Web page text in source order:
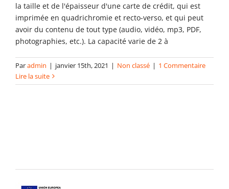
la taille et de l'épaisseur d'une carte de crédit, qui est
imprimée en quadrichromie et recto-verso, et qui peut
avoir du contenu de tout type (audio, vidéo, mp3, PDF,
photographies, etc.). La capacité varie de 2 à
Paradmin | janvier 15th, 2021 | Non classé | 1 Commentaire
Lire la suite